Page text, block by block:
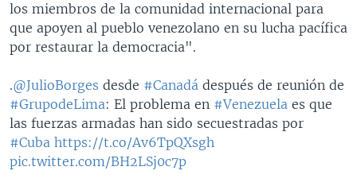
los miembros de la comunidad internacional para
que apoyen al pueblo venezolano en su lucha pacífica
por restaurar la democracia".
.@JulioBorges desde #Canadá después de reunión de
#GrupodeLima: El problema en #Venezuela es que
las fuerzas armadas han sido secuestradas por
#Cuba https://t.co/Av6TpQXsgh
pic.twitter.com/BH2LSj0c7p